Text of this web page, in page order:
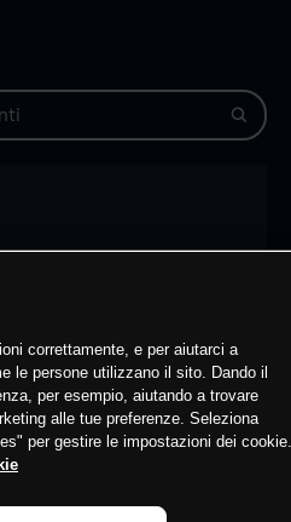
correttamente, e per aiutarci a
le persone utilizzano il sito. Dando il
per esempio, aiutando a trovare
alle tue preferenze. Seleziona
per gestire le impostazioni dei cookie.